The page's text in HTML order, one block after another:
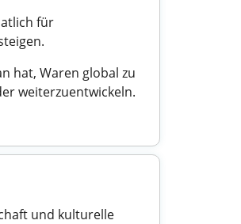
für
hat, Waren global zu
weiterzuentwickeln.
und kulturelle